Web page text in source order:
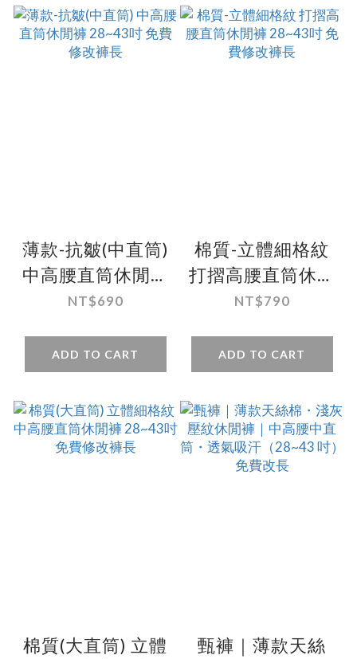
薄款-抗皺(中直筒)
中高腰直筒休閒褲
28~43吋 免費修改
NT$690
ADD TO CART
棉質-立體細格紋
打摺高腰直筒休閒
褲 28~43吋 免費
NT$790
ADD TO CART
棉質(大直筒) 立體
甄褲｜薄款天絲